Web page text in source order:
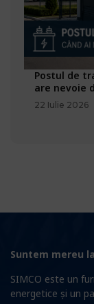
Postul de
are nevoie
22 Iulie 2026
Suntem mereu
SIMCO este un
energetice și un